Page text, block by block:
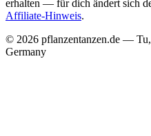
erhalten — für dich ändert sich
Affiliate-Hinweis.
© 2026 pflanzentanzen.de —
Germany